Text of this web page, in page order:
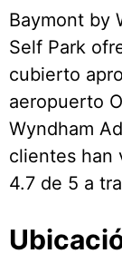
Baymont by
Self Park
cubierto
aeropuerto
Wyndham
clientes han
4.7 de 5 a